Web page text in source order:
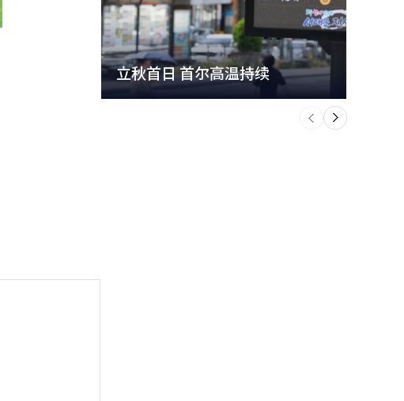
立秋首日 首尔高温持续
下
一
个